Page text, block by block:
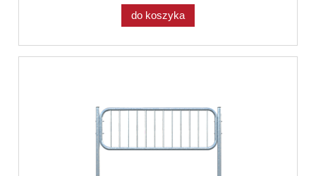
do koszyka